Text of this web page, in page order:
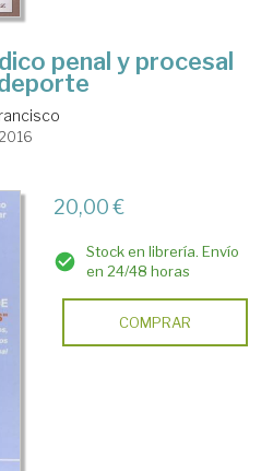
penal y procesal
20,00 €
Stock en librería. Envío
en 24/48 horas
COMPRAR